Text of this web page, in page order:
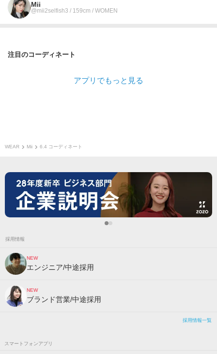
Mii
@mii2selfish3 / 159cm / WOMEN
注目のコーディネート
アプリでもっと見る
WEAR Mii 6.4 コーディネート
採用情報
NEW
エンジニア/中途採用
NEW
ブランド営業/中途採用
採用情報一覧
スマートフォンアプリ